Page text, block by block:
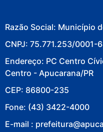
Razão Social: Município
CNPJ: 75.771.253/0001-
Endereço: PC Centro
Centro - Apucarana/PR
CEP: 86800-235
Fone: (43) 3422-4000
E-mail :